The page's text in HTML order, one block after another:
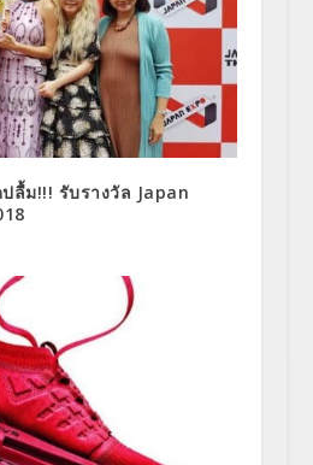
ลื้ม!!! รับรางวัล Japan